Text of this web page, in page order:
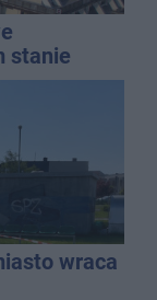
stanie
wraca